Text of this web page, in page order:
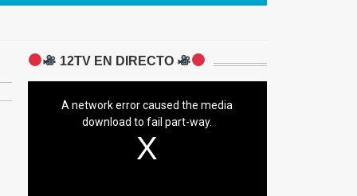
12TV EN DIRECTO
A network error caused the media
download to fail part-way.